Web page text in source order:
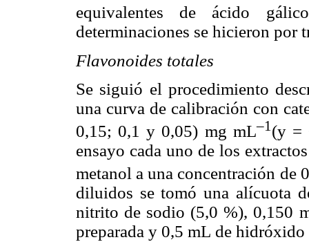
equivalentes de ácido
determinaciones se hicieron por
Flavonoides totales
Se siguió el procedimiento
una curva de calibración con
0,15; 0,1 y 0,05) mg mL–1 (y =
ensayo cada uno de los
metanol a una concentración de
diluidos se tomó una alícuota
nitrito de sodio (5,0 %), 0,150
preparada y 0,5 mL de